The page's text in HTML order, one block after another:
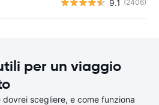
9.1 (2406)
per un viaggio
scegliere, e come funziona